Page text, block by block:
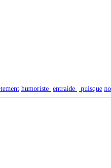
humoriste entraide puisque